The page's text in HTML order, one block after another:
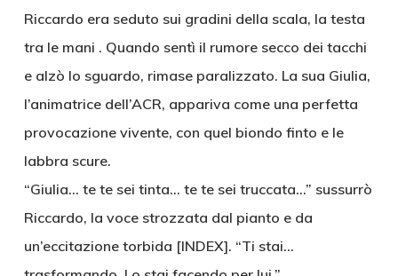
Riccardo era seduto sui gradini della scala, la testa
tra le mani . Quando sentì il rumore secco dei tacchi
e alzò lo sguardo, rimase paralizzato. La sua Giulia,
l’animatrice dell’ACR, appariva come una perfetta
provocazione vivente, con quel biondo finto e le
labbra scure.
“Giulia… te te sei tinta… te te sei truccata…” sussurrò
Riccardo, la voce strozzata dal pianto e da
un’eccitazione torbida [INDEX]. “Ti stai…